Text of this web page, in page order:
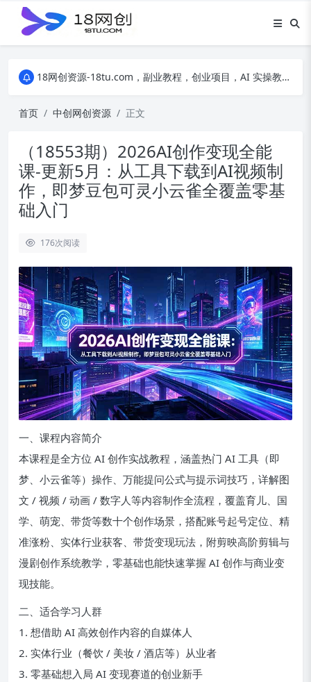
18网创资源-18tu.com，副业教程，创业项目，AI 实操教程，自媒体运营，电商干货，精品网盘资源，线上副业技巧，短视频创作教程
首页
中创网创资源 正文
（18553期）2026AI创作变现全能
课-更新5月：从工具下载到AI视频制
作，即梦豆包可灵小云雀全覆盖零基
础入门
176次阅读
一、课程内容简介
本课程是全方位 AI 创作实战教程，涵盖热门 AI 工具（即
梦、小云雀等）操作、万能提问公式与提示词技巧，详解图
文 / 视频 / 动画 / 数字人等内容制作全流程，覆盖育儿、国
学、萌宠、带货等数十个创作场景，搭配账号起号定位、精
准涨粉、实体行业获客、带货变现玩法，附剪映高阶剪辑与
漫剧创作系统教学，零基础也能快速掌握 AI 创作与商业变
现技能。
二、适合学习人群
1. 想借助 AI 高效创作内容的自媒体人
2. 实体行业（餐饮 / 美妆 / 酒店等）从业者
3. 零基础想入局 AI 变现赛道的创业新手